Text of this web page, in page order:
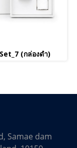
(กล่องดำ)
Samae dam